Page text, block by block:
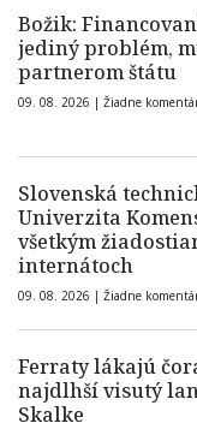
Božik:
jediný problém,
partnerom štátu
09. 08. 2026 | Žiadne
Slovenská
Univerzita
všetkým
internátoch
09. 08. 2026 | Žiadne
Ferraty lákajú
najdlhší visutý
Skalke